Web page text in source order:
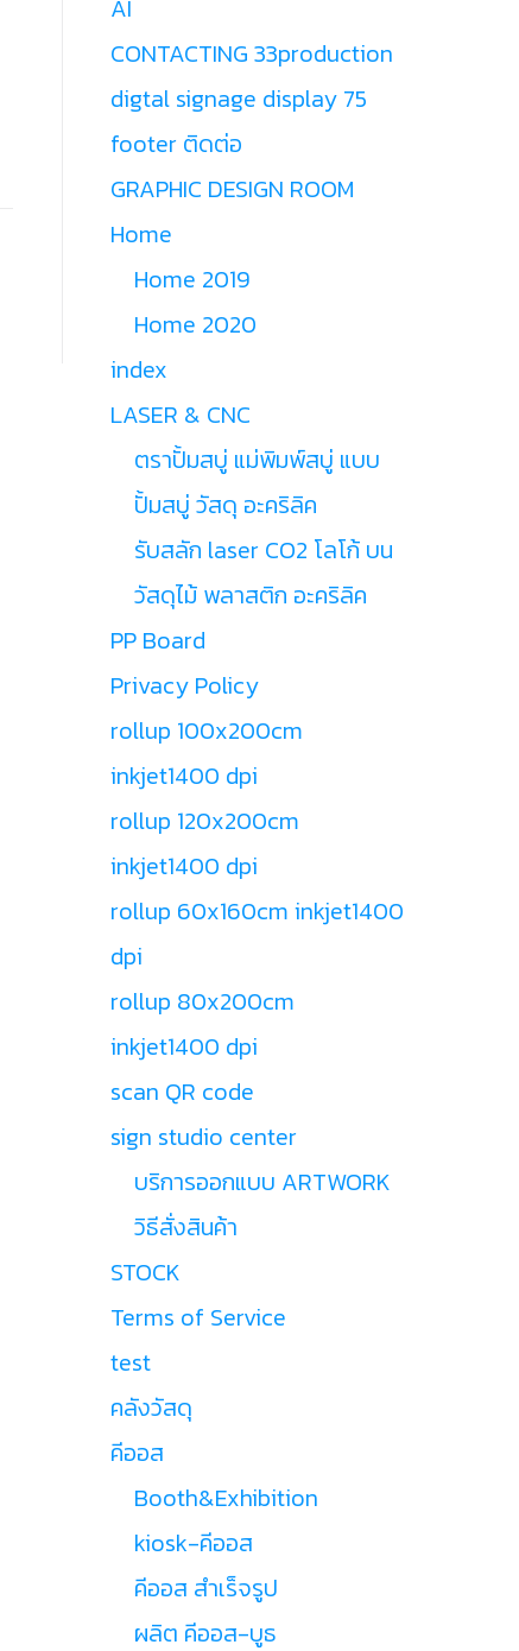
AI
CONTACTING 33production
digtal signage display 75
footer ติดต่อ
GRAPHIC DESIGN ROOM
Home
Home 2019
Home 2020
index
LASER & CNC
ตราปั้มสบู่ แม่พิมพ์สบู่ แบบ
ปั้มสบู่ วัสดุ อะคริลิค
รับสลัก laser CO2 โลโก้ บน
วัสดุไม้ พลาสติก อะคริลิค
PP Board
Privacy Policy
rollup 100x200cm
inkjet1400 dpi
rollup 120x200cm
inkjet1400 dpi
rollup 60x160cm inkjet1400
dpi
rollup 80x200cm
inkjet1400 dpi
scan QR code
sign studio center
บริการออกแบบ ARTWORK
วิธีสั่งสินค้า
STOCK
Terms of Service
test
คลังวัสดุ
คีออส
Booth&Exhibition
kiosk-คีออส
คีออส สำเร็จรูป
ผลิต คีออส-บูธ